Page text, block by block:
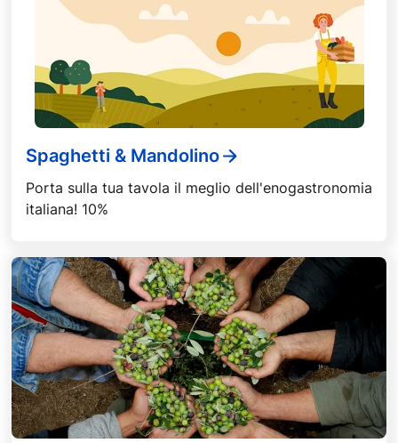
Spaghetti & Mandolino
Porta sulla tua tavola il meglio dell'enogastronomia
italiana! 10%